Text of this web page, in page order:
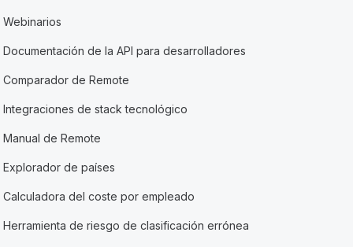
Webinarios
Documentación de la API para desarrolladores
Comparador de Remote
Integraciones de stack tecnológico
Manual de Remote
Explorador de países
Calculadora del coste por empleado
Herramienta de riesgo de clasificación errónea